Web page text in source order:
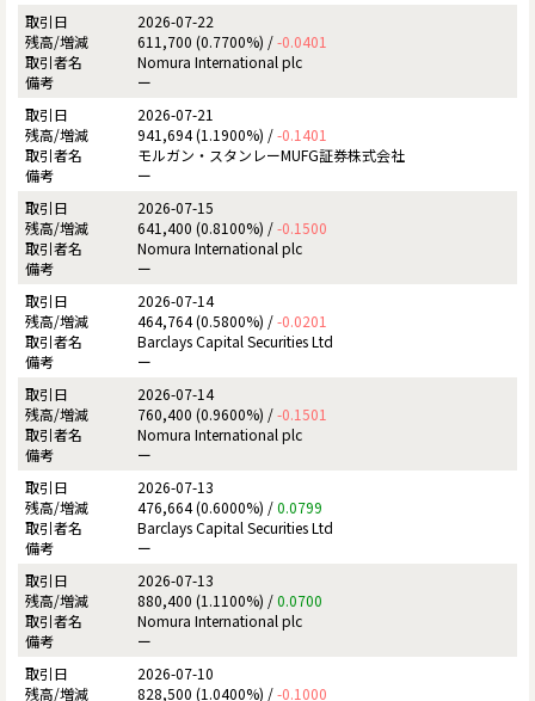
2026-07-22
611,700 (0.7700%) /-0.0401
Nomura International plc
ー
2026-07-21
941,694 (1.1900%) /-0.1401
モルガン・スタンレーMUFG証券株式会社
ー
2026-07-15
641,400 (0.8100%) /-0.1500
Nomura International plc
ー
2026-07-14
464,764 (0.5800%) /-0.0201
Barclays Capital Securities Ltd
ー
2026-07-14
760,400 (0.9600%) /-0.1501
Nomura International plc
ー
2026-07-13
476,664 (0.6000%) /0.0799
Barclays Capital Securities Ltd
ー
2026-07-13
880,400 (1.1100%) /0.0700
Nomura International plc
ー
2026-07-10
828,500 (1.0400%) /-0.1000